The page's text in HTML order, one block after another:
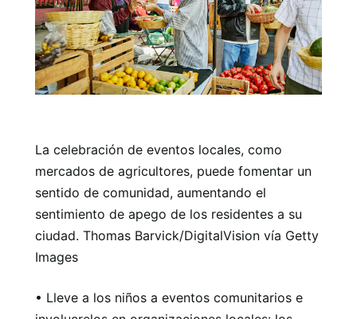
La celebración de eventos locales, como
mercados de agricultores, puede fomentar un
sentido de comunidad, aumentando el
sentimiento de apego de los residentes a su
ciudad. Thomas Barvick/DigitalVision vía Getty
Images
• Lleve a los niños a eventos comunitarios e